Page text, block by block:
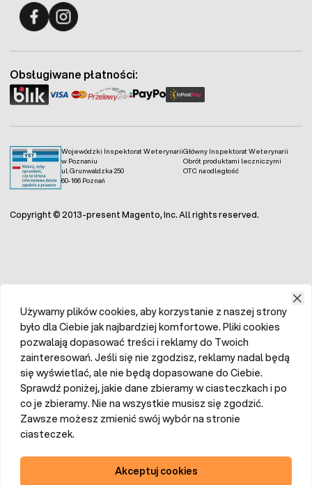
Wojewódzki Inspektorat Weterynarii
w Poznaniu
ul. Grunwaldzka 250
60-166 Poznań
Główny Inspektorat Weterynarii
Obrót produktami leczniczymi
OTC na odległość
Obsługiwane płatności:
Copyright © 2013-present Magento, Inc. All rights reserved.
Używamy plików cookies, aby korzystanie z naszej strony
było dla Ciebie jak najbardziej komfortowe. Pliki cookies
pozwalają dopasować treści i reklamy do Twoich
zainteresowań. Jeśli się nie zgodzisz, reklamy nadal będą
się wyświetlać, ale nie będą dopasowane do Ciebie.
Sprawdź poniżej, jakie dane zbieramy w ciasteczkach i po
co je zbieramy. Nie na wszystkie musisz się zgodzić.
Zawsze możesz zmienić swój wybór na stronie
ciasteczek.
Akceptuj cookies